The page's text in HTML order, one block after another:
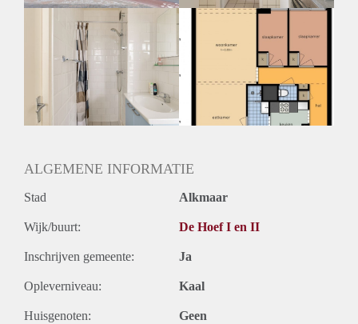
ALGEMENE INFORMATIE
Stad Alkmaar
Wijk/buurt: De Hoef I en II
Inschrijven gemeente: Ja
Opleverniveau: Kaal
Huisgenoten: Geen